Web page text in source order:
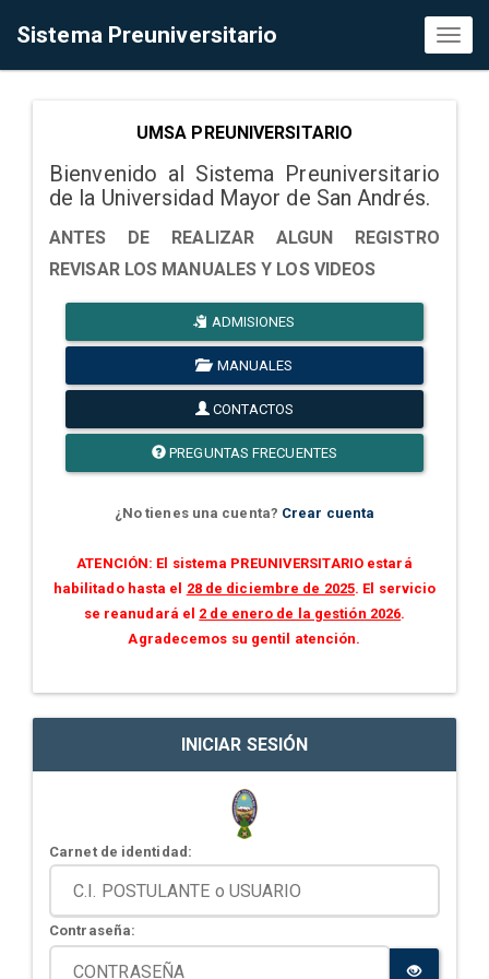
Sistema Preuniversitario
UMSA PREUNIVERSITARIO
Bienvenido al Sistema Preuniversitario
de la Universidad Mayor de San Andrés.
ANTES DE REALIZAR ALGUN REGISTRO
REVISAR LOS MANUALES Y LOS VIDEOS
ADMISIONES
MANUALES
CONTACTOS
PREGUNTAS FRECUENTES
¿No tienes una cuenta? Crear cuenta
ATENCIÓN: El sistema PREUNIVERSITARIO estará
habilitado hasta el 28 de diciembre de 2025. El servicio
se reanudará el 2 de enero de la gestión 2026.
Agradecemos su gentil atención.
INICIAR SESIÓN
Carnet de identidad:
Contraseña: